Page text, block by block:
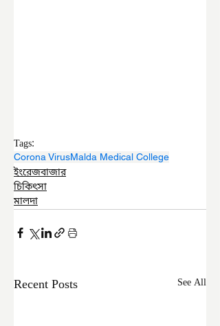
Tags:
Corona VirusMalda Medical College
ইংরেজবাজার
চিকিৎসা
মালদা
Recent Posts See All